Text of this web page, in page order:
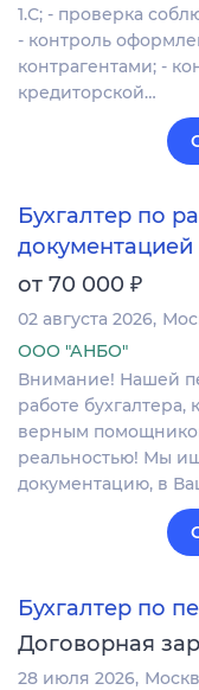
1.С; - проверка
- контроль
контрагентами; -
кредиторской…
Бухгалтер по
документацией
от 70 000 ₽
02 августа 2026
ООО "АНБО"
Внимание! Нашей
работе
верным
реальностью! Мы
документацию, в
Бухгалтер по
Договорная
28 июля 2026